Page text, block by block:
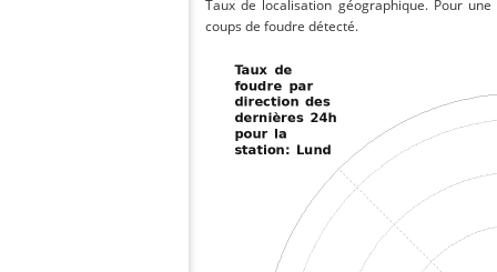
Taux de localisation géographique. Pour
coups de foudre détecté.